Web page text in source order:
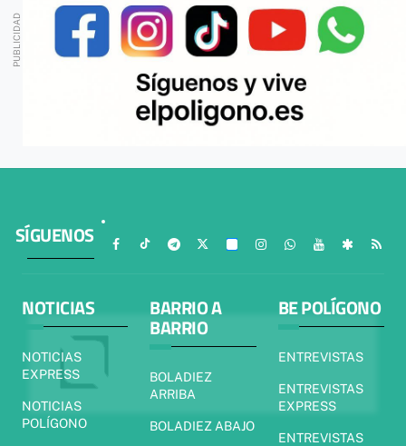
SÍGUENOS
NOTICIAS
NOTICIAS
EXPRESS
NOTICIAS
POLÍGONO
BARRIO A
BARRIO
BOLADIEZ
ARRIBA
BOLADIEZ ABAJO
BE POLÍGONO
ENTREVISTAS
ENTREVISTAS
EXPRESS
ENTREVISTAS